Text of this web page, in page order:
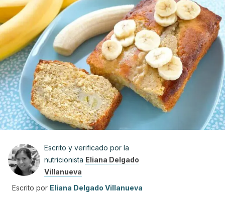
Escrito y verificado por la
nutricionista Eliana Delgado
Villanueva
Escrito por Eliana Delgado Villanueva